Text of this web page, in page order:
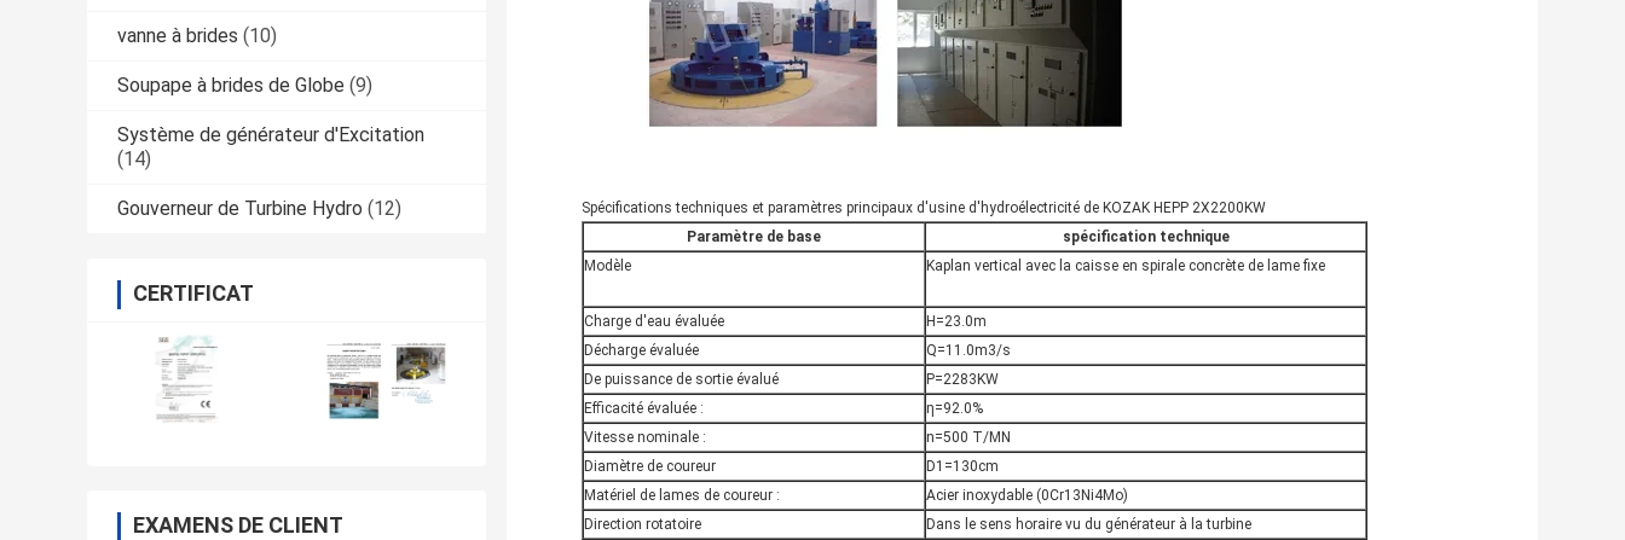
vanne à brides (10)
Soupape à brides de Globe (9)
Système de générateur d'Excitation
(14)
Gouverneur de Turbine Hydro (12)
CERTIFICAT
EXAMENS DE CLIENT
Spécifications techniques et paramètres principaux d'usine d'hydroélectricité de KOZAK HEPP 2X2200KW
Paramètre de base
spécification technique
Modèle
Kaplan vertical avec la caisse en spirale concrète de lame fixe
Charge d'eau évaluée
H=23.0m
Décharge évaluée
Q=11.0m3/s
De puissance de sortie évalué
P=2283KW
Efficacité évaluée :
η=92.0%
Vitesse nominale :
n=500 T/MN
Diamètre de coureur
D1=130cm
Matériel de lames de coureur :
Acier inoxydable (0Cr13Ni4Mo)
Direction rotatoire
Dans le sens horaire vu du générateur à la turbine